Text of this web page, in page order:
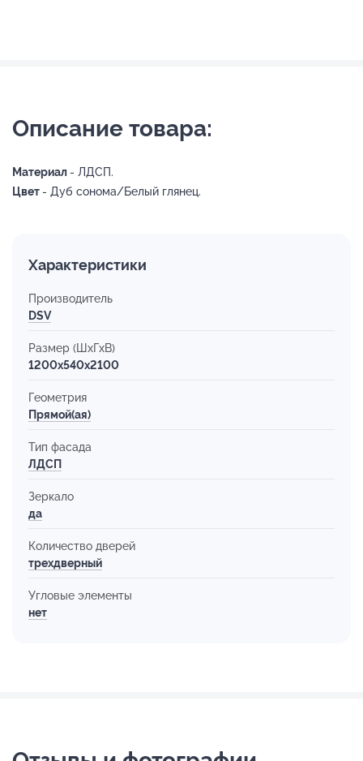
Описание товара:
Материал - ЛДСП.
Цвет - Дуб сонома/Белый глянец.
Характеристики
Производитель
DSV
Размер (ШхГхВ)
1200x540x2100
Геометрия
Прямой(ая)
Тип фасада
ЛДСП
Зеркало
да
Количество дверей
трехдверный
Угловые элементы
нет